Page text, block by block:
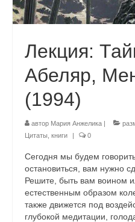
Лекция:
Абеляр,
(1994)
автор Мария Анжелика |
Цитаты, книги
| 0
Сегодня мы будем
остановиться, вам нужно
Решите, быть вам воином
естественным образом
также движется под
глубокой медитации,